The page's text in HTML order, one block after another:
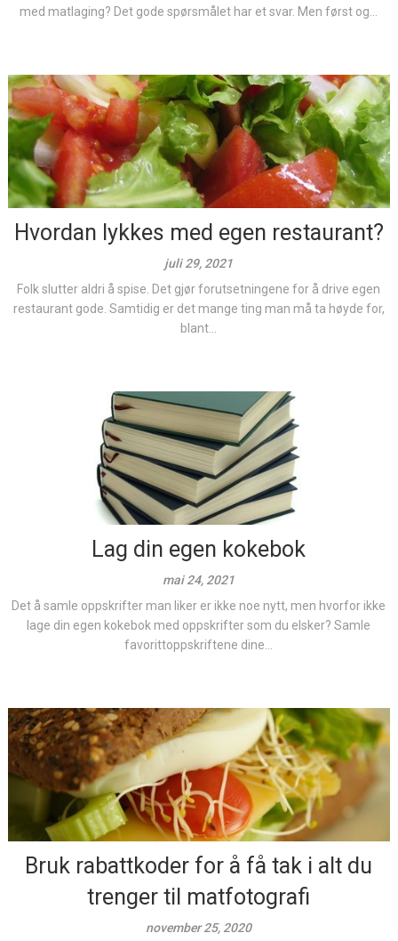
med matlaging? Det gode spørsmålet har et svar. Men først og...
Hvordan lykkes med egen restaurant?
juli 29, 2021
Folk slutter aldri å spise. Det gjør forutsetningene for å drive egen
restaurant gode. Samtidig er det mange ting man må ta høyde for,
blant...
Lag din egen kokebok
mai 24, 2021
Det å samle oppskrifter man liker er ikke noe nytt, men hvorfor ikke
lage din egen kokebok med oppskrifter som du elsker? Samle
favorittoppskriftene dine...
Bruk rabattkoder for å få tak i alt du
trenger til matfotografi
november 25, 2020